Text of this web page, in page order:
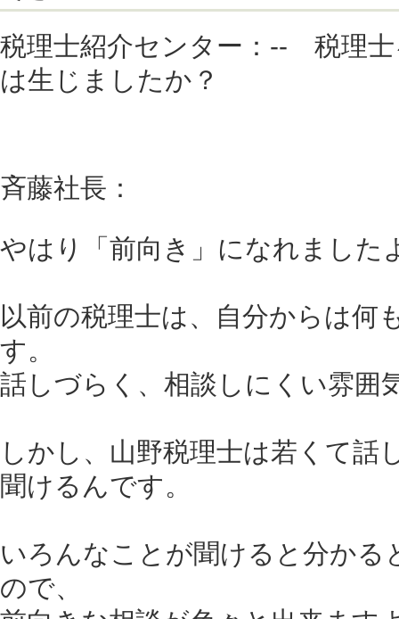
税理士紹介センター：-- 税理
は生じましたか？
斉藤社長：
やはり「前向き」になれました
以前の税理士は、自分からは何
す。
話しづらく、相談しにくい雰囲
しかし、山野税理士は若くて
聞けるんです。
いろんなことが聞けると分かる
ので、